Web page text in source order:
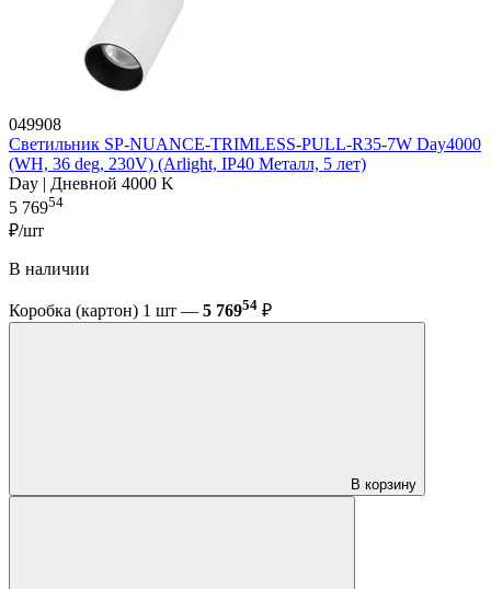
049908
Светильник SP-NUANCE-TRIMLESS-PULL-R35-7W Day4000
(WH, 36 deg, 230V) (Arlight, IP40 Металл, 5 лет)
Day | Дневной 4000 K
5 76954
₽/шт
В наличии
Коробка (картон) 1 шт — 5 76954 ₽
В корзину